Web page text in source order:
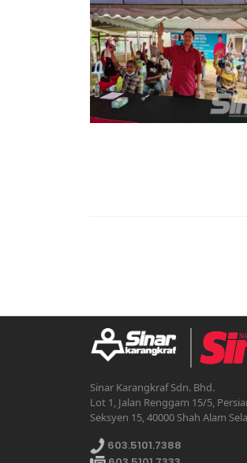
Sinar Karangkraf Sdn. Bhd.
Lot 1, Jalan Renggam 15/5,
Seksyen 15, 40000 Shah Alam
603.5101.7388